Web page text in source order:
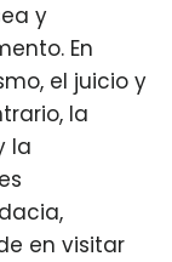
y
En
el juicio y
la
la
en visitar